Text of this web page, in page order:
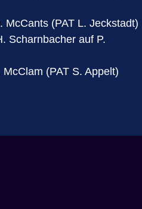
(PAT L. Jeckstadt)
Scharnbacher auf P.
(PAT S. Appelt)